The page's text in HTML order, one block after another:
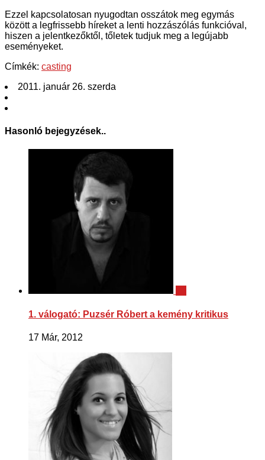
Ezzel kapcsolatosan nyugodtan osszátok meg egymás
között a legfrissebb híreket a lenti hozzászólás funkcióval,
hiszen a jelentkezőktől, tőletek tudjuk meg a legújabb
eseményeket.
Címkék: casting
2011. január 26. szerda
Hasonló bejegyzések..
1. válogató: Puzsér Róbert a kemény kritikus
17 Már, 2012